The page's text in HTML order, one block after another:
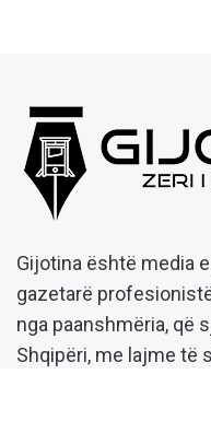
Gijotina është media
gazetarë
nga paanshmëria, që
Shqipëri, me lajme të